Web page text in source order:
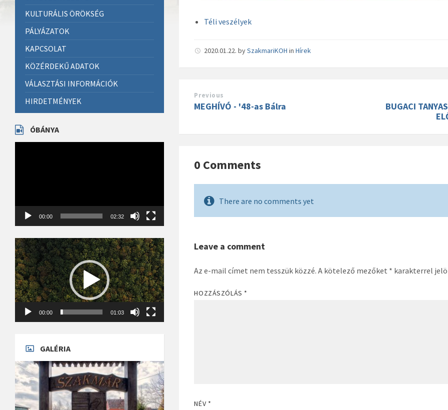
Téli veszélyek
2020.01.22.bySzakmariKOH inHírek
Previous
MEGHÍVÓ - '48-as Bálra
BUGACI
0 Comments
There are no comments yet
Leave a comment
Az e-mail címet nem tesszük közzé. A kötelező mezőket * karakterrel
HOZZÁSZÓLÁS *
NÉV *
KULTURÁLIS ÖRÖKSÉG
PÁLYÁZATOK
KAPCSOLAT
KÖZÉRDEKŰ ADATOK
VÁLASZTÁSI INFORMÁCIÓK
HIRDETMÉNYEK
ÓBÁNYA
00:00 02:32
Videólejátszó
00:00 01:03
GALÉRIA